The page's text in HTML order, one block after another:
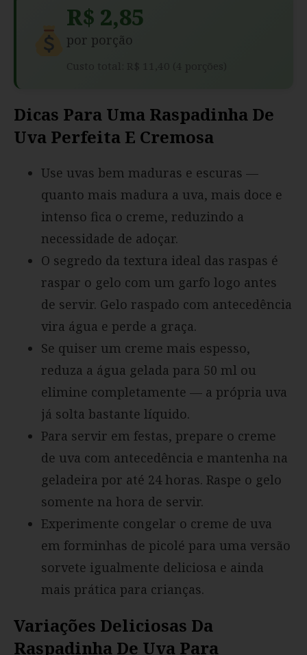
R$ 2,85
por porção
Custo total: R$ 11,40 (4 porções)
Dicas Para Uma Raspadinha De
Uva Perfeita E Cremosa
Use uvas bem maduras e escuras —
quanto mais madura a uva, mais doce e
intenso fica o creme, reduzindo a
necessidade de adoçar.
O segredo da textura ideal das raspas é
raspar o gelo com um garfo logo antes
de servir. Gelo raspado com antecedência
vira água e perde a graça.
Se quiser um creme mais espesso,
reduza a água gelada para 50 ml ou
elimine completamente — a própria uva
já solta bastante líquido.
Para servir em festas, prepare o creme
de uva com antecedência e mantenha na
geladeira por até 24 horas. Raspe o gelo
somente na hora de servir.
Experimente congelar o creme de uva
em forminhas de picolé para uma versão
sorvete igualmente deliciosa e ainda
mais prática para crianças.
Variações Deliciosas Da
Raspadinha De Uva Para